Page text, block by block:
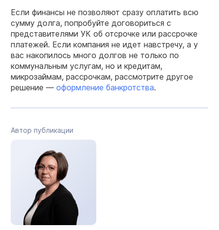
Если финансы не позволяют сразу оплатить всю
сумму долга, попробуйте договориться с
представителями УК об отсрочке или рассрочке
платежей. Если компания не идет навстречу, а у
вас накопилось много долгов не только по
коммунальным услугам, но и кредитам,
микрозаймам, рассрочкам, рассмотрите другое
решение — оформление банкротства.
Автор публикации